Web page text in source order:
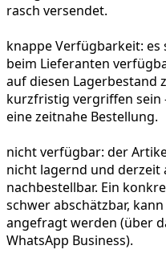
rasch versendet.
knappe Verfügbarkeit: es
beim Lieferanten
auf diesen Lagerbestand
kurzfristig vergriffen sein
eine zeitnahe Bestellung.
nicht verfügbar: der
nicht lagernd und derzeit
nachbestellbar. Ein
schwer abschätzbar,
angefragt werden (über
WhatsApp Business).